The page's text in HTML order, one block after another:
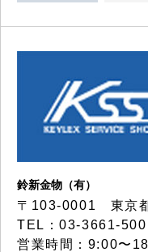
鈴新金物（有）
〒103-0001 東京
TEL：03-3661-
営業時間：9:00〜